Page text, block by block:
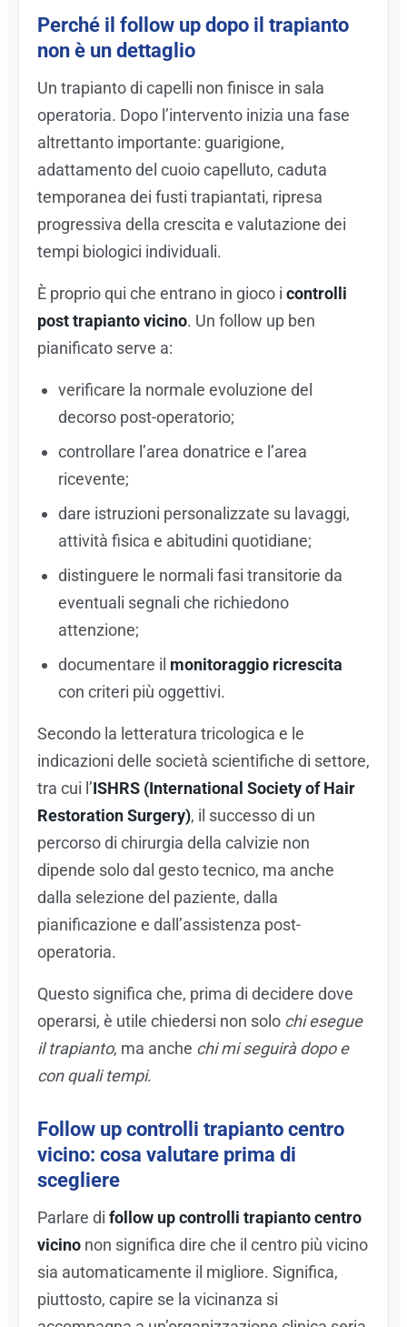
Perché il follow up dopo il trapianto
non è un dettaglio
Un trapianto di capelli non finisce in sala
operatoria. Dopo l’intervento inizia una fase
altrettanto importante: guarigione,
adattamento del cuoio capelluto, caduta
temporanea dei fusti trapiantati, ripresa
progressiva della crescita e valutazione dei
tempi biologici individuali.
È proprio qui che entrano in gioco i controlli
post trapianto vicino. Un follow up ben
pianificato serve a:
verificare la normale evoluzione del
decorso post-operatorio;
controllare l’area donatrice e l’area
ricevente;
dare istruzioni personalizzate su lavaggi,
attività fisica e abitudini quotidiane;
distinguere le normali fasi transitorie da
eventuali segnali che richiedono
attenzione;
documentare il monitoraggio ricrescita
con criteri più oggettivi.
Secondo la letteratura tricologica e le
indicazioni delle società scientifiche di settore,
tra cui l’ISHRS (International Society of Hair
Restoration Surgery), il successo di un
percorso di chirurgia della calvizie non
dipende solo dal gesto tecnico, ma anche
dalla selezione del paziente, dalla
pianificazione e dall’assistenza post-
operatoria.
Questo significa che, prima di decidere dove
operarsi, è utile chiedersi non solo chi esegue
il trapianto, ma anche chi mi seguirà dopo e
con quali tempi.
Follow up controlli trapianto centro
vicino: cosa valutare prima di
scegliere
Parlare di follow up controlli trapianto centro
vicino non significa dire che il centro più vicino
sia automaticamente il migliore. Significa,
piuttosto, capire se la vicinanza si